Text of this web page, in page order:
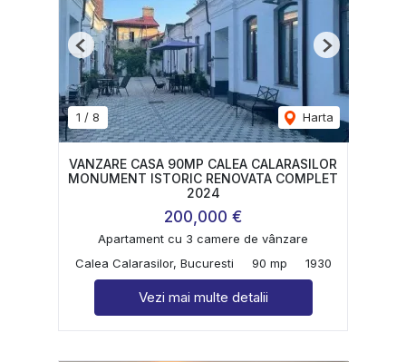
1 / 8 Harta
Previous Next
VANZARE CASA 90MP CALEA CALARASILOR
MONUMENT ISTORIC RENOVATA COMPLET
2024
200,000 €
Apartament cu 3 camere de vânzare
Calea Calarasilor, Bucuresti
90 mp 1930
Vezi mai multe detalii